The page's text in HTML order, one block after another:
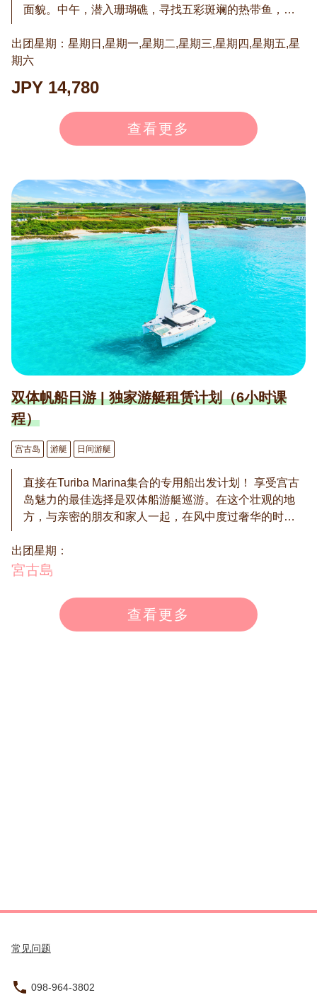
面貌。中午，潜入珊瑚礁，寻找五彩斑斓的热带鱼，开
SUP驶向夕阳海面。从热闹的海底到静谧的黄昏，一天
之内体验“动”与“静”的双重美景。 ◉体力不足也没问题！
块板。非常适合亲子或对海洋有些害怕的人。甚至可以
让伙伴划桨，而您专注于拍照和欣赏风景！ 通常价格：1
8,000日元（含税） → 双人骑乘：14,230日元 → 单人骑
乘：15,230日元 ※7月-9月：双人14,780日元，单人15,7
出团星期：星期日,星期一,星期二,星期三,星期四,星期五,星
期六
JPY 14,780
查看更多
双体帆船日游 | 独家游艇租赁计划（6小时课
程）
宫古岛 游艇 日间游艇
直接在Turiba Marina集合的专用船出发计划！ 享受宫古
岛魅力的最佳选择是双体船游艇巡游。在这个壮观的地
方，与亲密的朋友和家人一起，在风中度过奢华的时光
享受温暖的对话和美味的食物和饮料，度过优雅的时
刻。双体船游艇是充分享受宫古岛自然美景的完美选
域的魅力呢？ ◉ 最多可容纳12人。 ※此计划的价格适用
于最多6人。 ※第7人起，每人需加收25,000日元。 请根
据参与人数添加选项。 ◉ 我们为您准备了更多的乐趣选
出团星期：
宮古島
查看更多
常见问题
098-964-3802